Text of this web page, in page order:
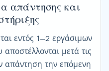
απάντησης και
εντός 1–2 εργάσιμων
μετά τις
απάντηση την επόμενη